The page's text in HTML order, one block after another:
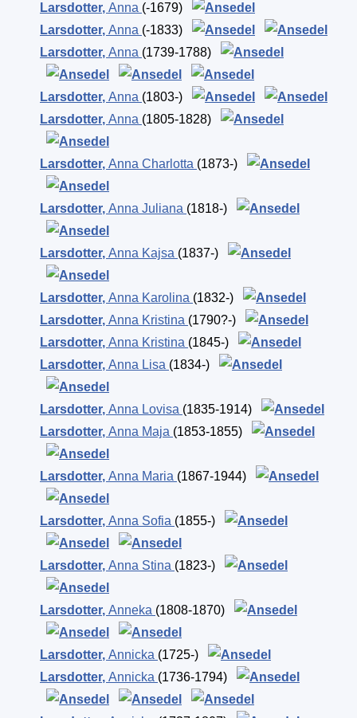
Larsdotter, Anna (-1679)
Larsdotter, Anna (-1833)
Larsdotter, Anna (1739-1788)
Larsdotter, Anna (1803-)
Larsdotter, Anna (1805-1828)
Larsdotter, Anna Charlotta (1873-)
Larsdotter, Anna Juliana (1818-)
Larsdotter, Anna Kajsa (1837-)
Larsdotter, Anna Karolina (1832-)
Larsdotter, Anna Kristina (1790?-)
Larsdotter, Anna Kristina (1845-)
Larsdotter, Anna Lisa (1834-)
Larsdotter, Anna Lovisa (1835-1914)
Larsdotter, Anna Maja (1853-1855)
Larsdotter, Anna Maria (1867-1944)
Larsdotter, Anna Sofia (1855-)
Larsdotter, Anna Stina (1823-)
Larsdotter, Anneka (1808-1870)
Larsdotter, Annicka (1725-)
Larsdotter, Annicka (1736-1794)